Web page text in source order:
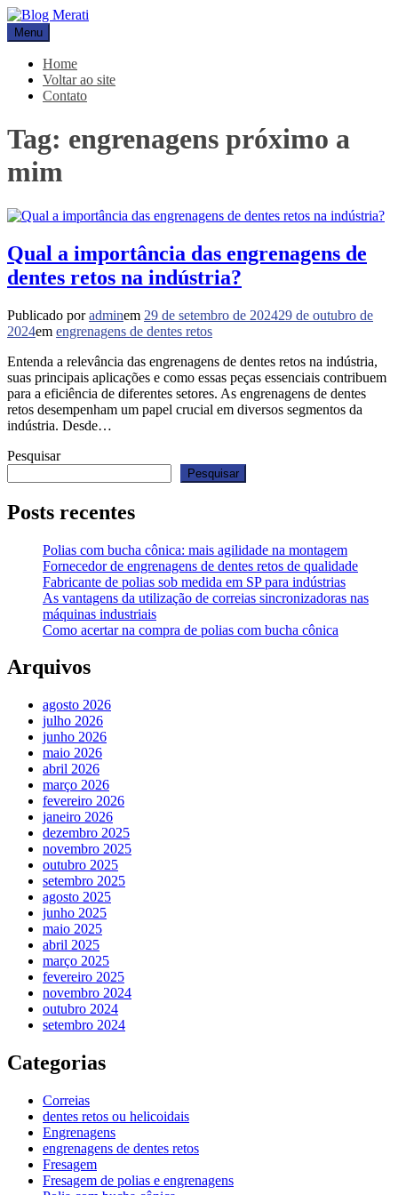
Pular
para
o
conteúdo
Blog Merati
Líder na fabricação de peças para Indústrias
Menu
Home
Voltar ao site
Contato
Tag: engrenagens próximo a
mim
Qual a importância das engrenagens de
dentes retos na indústria?
Publicado poradminem 29 de setembro de 202429 de outubro de
2024em engrenagens de dentes retos
Entenda a relevância das engrenagens de dentes retos na indústria,
suas principais aplicações e como essas peças essenciais contribuem
para a eficiência de diferentes setores. As engrenagens de dentes
retos desempenham um papel crucial em diversos segmentos da
indústria. Desde…
Pesquisar
Pesquisar
Posts recentes
Polias com bucha cônica: mais agilidade na montagem
Fornecedor de engrenagens de dentes retos de qualidade
Fabricante de polias sob medida em SP para indústrias
As vantagens da utilização de correias sincronizadoras nas
máquinas industriais
Como acertar na compra de polias com bucha cônica
Arquivos
agosto 2026
julho 2026
junho 2026
maio 2026
abril 2026
março 2026
fevereiro 2026
janeiro 2026
dezembro 2025
novembro 2025
outubro 2025
setembro 2025
agosto 2025
junho 2025
maio 2025
abril 2025
março 2025
fevereiro 2025
novembro 2024
outubro 2024
setembro 2024
Categorias
Correias
dentes retos ou helicoidais
Engrenagens
engrenagens de dentes retos
Fresagem
Fresagem de polias e engrenagens